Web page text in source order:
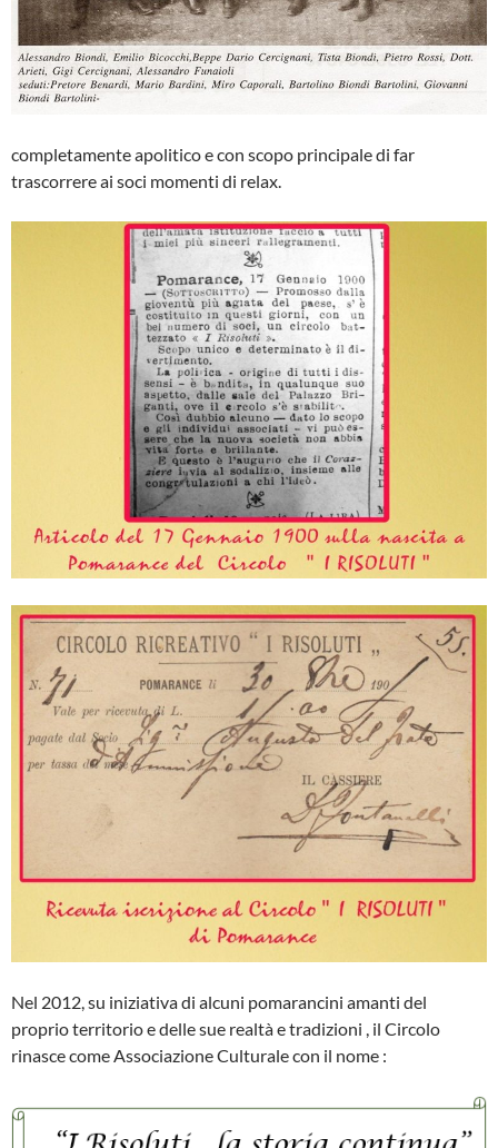
completamente apolitico e con scopo principale di far
trascorrere ai soci momenti di relax.
Nel 2012, su iniziativa di alcuni pomarancini amanti del
proprio territorio e delle sue realtà e tradizioni , il Circolo
rinasce come Associazione Culturale con il nome :